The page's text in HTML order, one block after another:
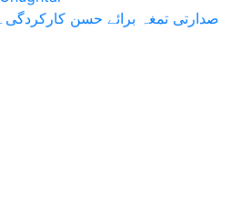
صدارتی تمغہ برائے حسن